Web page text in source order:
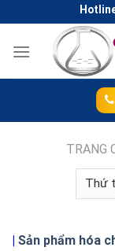
to
content
Hotline:
TRANG
| Sản phẩm hóa